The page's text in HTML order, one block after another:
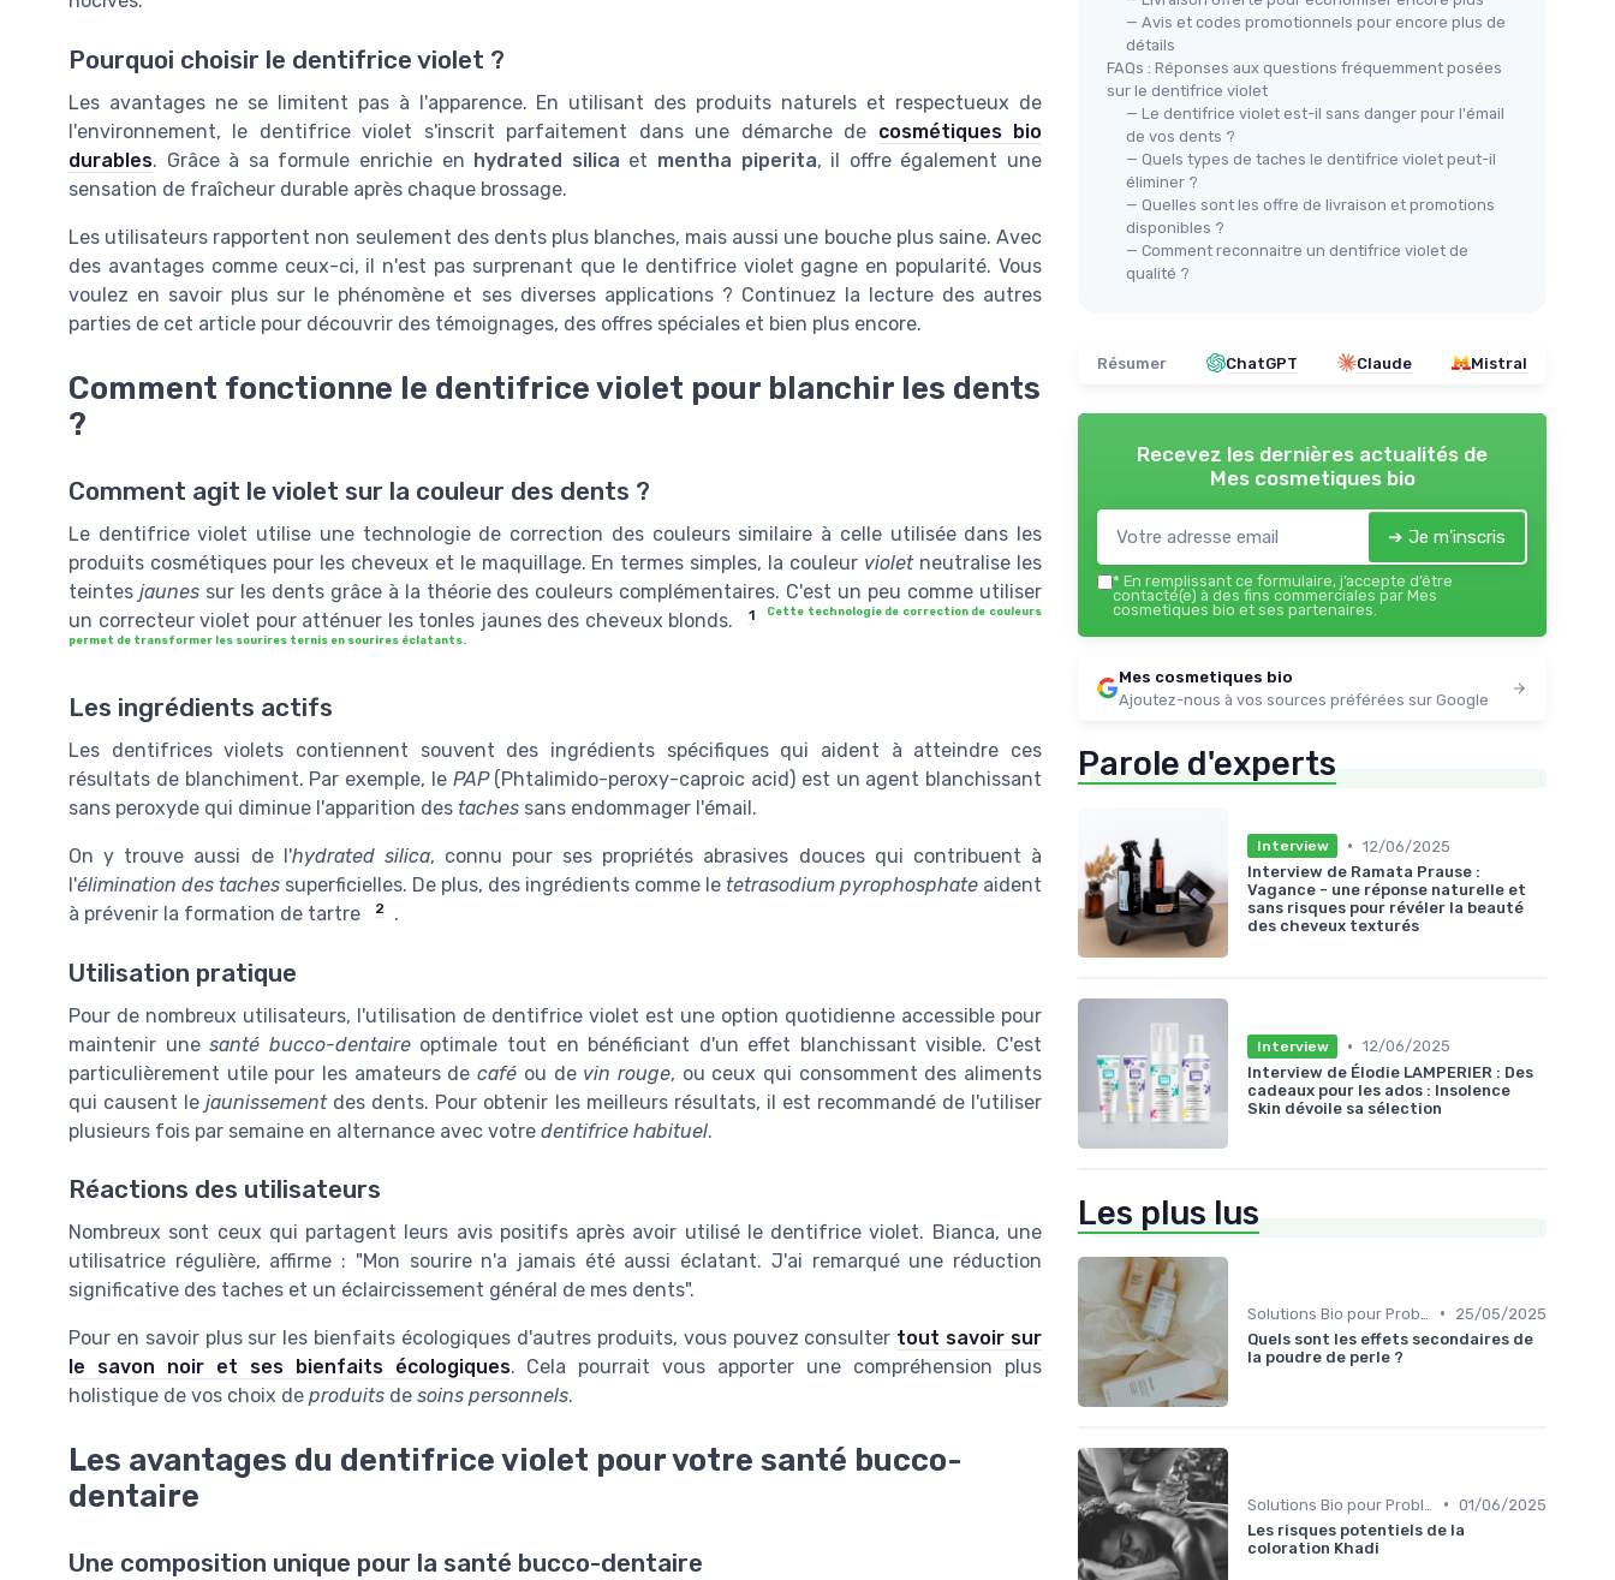
Pourquoi choisir le dentifrice violet ?
Les avantages ne se limitent pas à l'apparence. En utilisant des produits naturels et respectueux de
l'environnement, le dentifrice violet s'inscrit parfaitement dans une démarche de cosmétiques bio
durables. Grâce à sa formule enrichie en hydrated silica et mentha piperita, il offre également une
sensation de fraîcheur durable après chaque brossage.
Les utilisateurs rapportent non seulement des dents plus blanches, mais aussi une bouche plus saine. Avec
des avantages comme ceux-ci, il n'est pas surprenant que le dentifrice violet gagne en popularité. Vous
voulez en savoir plus sur le phénomène et ses diverses applications ? Continuez la lecture des autres
parties de cet article pour découvrir des témoignages, des offres spéciales et bien plus encore.
Comment fonctionne le dentifrice violet pour blanchir les dents
?
Comment agit le violet sur la couleur des dents ?
Le dentifrice violet utilise une technologie de correction des couleurs similaire à celle utilisée dans les
produits cosmétiques pour les cheveux et le maquillage. En termes simples, la couleur violetneutralise les
teintes jaunessur les dents grâce à la théorie des couleurs complémentaires. C'est un peu comme utiliser
un correcteur violet pour atténuer les tonles jaunes des cheveux blonds.
1 Cette technologie de correction de couleurs
permet de transformer les sourires ternis en sourires éclatants.
Les ingrédients actifs
Les dentifrices violets contiennent souvent des ingrédients spécifiques qui aident à atteindre ces
résultats de blanchiment. Par exemple, le PAP(Phtalimido-peroxy-caproic acid) est un agent blanchissant
sans peroxyde qui diminue l'apparition des taches sans endommager l'émail.
On y trouve aussi de l'hydrated silica, connu pour ses propriétés abrasives douces qui contribuent à
l'élimination des taches superficielles. De plus, des ingrédients comme le tetrasodium pyrophosphate aident
à prévenir la formation de tartre
2 .
Utilisation pratique
Pour de nombreux utilisateurs, l'utilisation de dentifrice violet est une option quotidienne accessible pour
maintenir unesanté bucco-dentaireoptimale tout en bénéficiant d'un effet blanchissant visible. C'est
particulièrement utile pour les amateurs decafé ou de vin rouge, ou ceux qui consomment des aliments
qui causent lejaunissementdes dents. Pour obtenir les meilleurs résultats, il est recommandé de l'utiliser
plusieurs fois par semaine en alternance avec votre dentifrice habituel.
Réactions des utilisateurs
Nombreux sont ceux qui partagent leurs avis positifs après avoir utilisé le dentifrice violet. Bianca, une
utilisatrice régulière, affirme : "Mon sourire n'a jamais été aussi éclatant. J'ai remarqué une réduction
significative des taches et un éclaircissement général de mes dents".
Pour en savoir plus sur les bienfaits écologiques d'autres produits, vous pouvez consulter tout savoir sur
le savon noir et ses bienfaits écologiques. Cela pourrait vous apporter une compréhension plus
holistique de vos choix de produits de soins personnels.
Les avantages du dentifrice violet pour votre santé bucco-
dentaire
Une composition unique pour la santé bucco-dentaire
— Avis et codes promotionnels pour encore plus de
détails
FAQs : Réponses aux questions fréquemment posées
sur le dentifrice violet
— Le dentifrice violet est-il sans danger pour l'émail
de vos dents ?
— Quels types de taches le dentifrice violet peut-il
éliminer ?
— Quelles sont les offre de livraison et promotions
disponibles ?
— Comment reconnaitre un dentifrice violet de
qualité ?
Résumer ChatGPT Claude Mistral
Recevez les dernières actualités de
Mes cosmetiques bio
➔ Je m'inscris
* En remplissant ce formulaire, j’accepte d’être
contacté(e) à des fins commerciales par Mes
cosmetiques bio et ses partenaires.
Mes cosmetiques bio
Ajoutez-nous à vos sources préférées sur Google
Parole d'experts
Interview • 12/06/2025
Interview de Ramata Prause :
Vagance - une réponse naturelle et
sans risques pour révéler la beauté
des cheveux texturés
Interview • 12/06/2025
Interview de Élodie LAMPERIER : Des
cadeaux pour les ados : Insolence
Skin dévoile sa sélection
Les plus lus
•
25/05/2025
Quels sont les effets secondaires de
la poudre de perle ?
• 01/06/2025
Les risques potentiels de la
coloration Khadi